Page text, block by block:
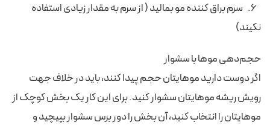
6. سرم براق کننده مو بمالید ( از سرم به مقدار زیادی استفاده
نکیند)
حجم‌دهی موها با سشوار
اگر دوست دارید موهایتان حجم پیدا کنند، باید در خلاف جهت
رویش ریشه موهایتان سشوار کنید. برای این کار یک بخش کوچک از
موهایتان را انتخاب کنید، آن بخش را دور برس سشوار بپیچید و